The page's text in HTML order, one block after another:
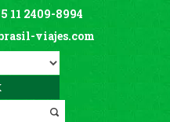
11 2409-8994
viajes.com